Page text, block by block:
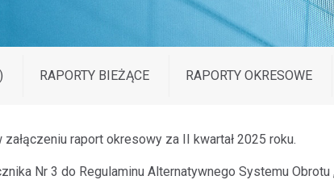
RAPORTY BIEŻĄCE RAPORTY OKRESOWE
raport okresowy za II kwartał 2025 roku.
Nr 3 do Regulaminu Alternatywnego Systemu